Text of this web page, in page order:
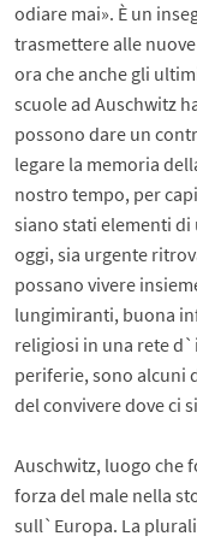
odiare mai». È un
trasmettere alle
ora che anche gli
scuole ad Auschwitz
possono dare un
legare la memoria
nostro tempo, per
siano stati elementi
oggi, sia urgente
possano vivere
lungimiranti, buona
religiosi in una rete
periferie, sono alcuni
del convivere dove ci
Auschwitz, luogo che
forza del male nella
sull`Europa. La